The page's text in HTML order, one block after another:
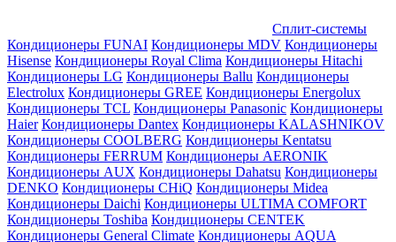
Сплит-системы
Кондиционеры FUNAI Кондиционеры MDV Кондиционеры
Hisense Кондиционеры Royal Clima Кондиционеры Hitachi
Кондиционеры LG Кондиционеры Ballu Кондиционеры
Electrolux Кондиционеры GREE Кондиционеры Energolux
Кондиционеры TCL Кондиционеры Panasonic Кондиционеры
Haier Кондиционеры Dantex Кондиционеры KALASHNIKOV
Кондиционеры СOOLBERG Кондиционеры Kentatsu
Кондиционеры FERRUM Кондиционеры AERONIK
Кондиционеры AUX Кондиционеры Dahatsu Кондиционеры
DENKO Кондиционеры CHiQ Кондиционеры Midea
Кондиционеры Daichi Кондиционеры ULTIMA COMFORT
Кондиционеры Toshiba Кондиционеры CENTEK
Кондиционеры General Climate Кондиционеры AQUA